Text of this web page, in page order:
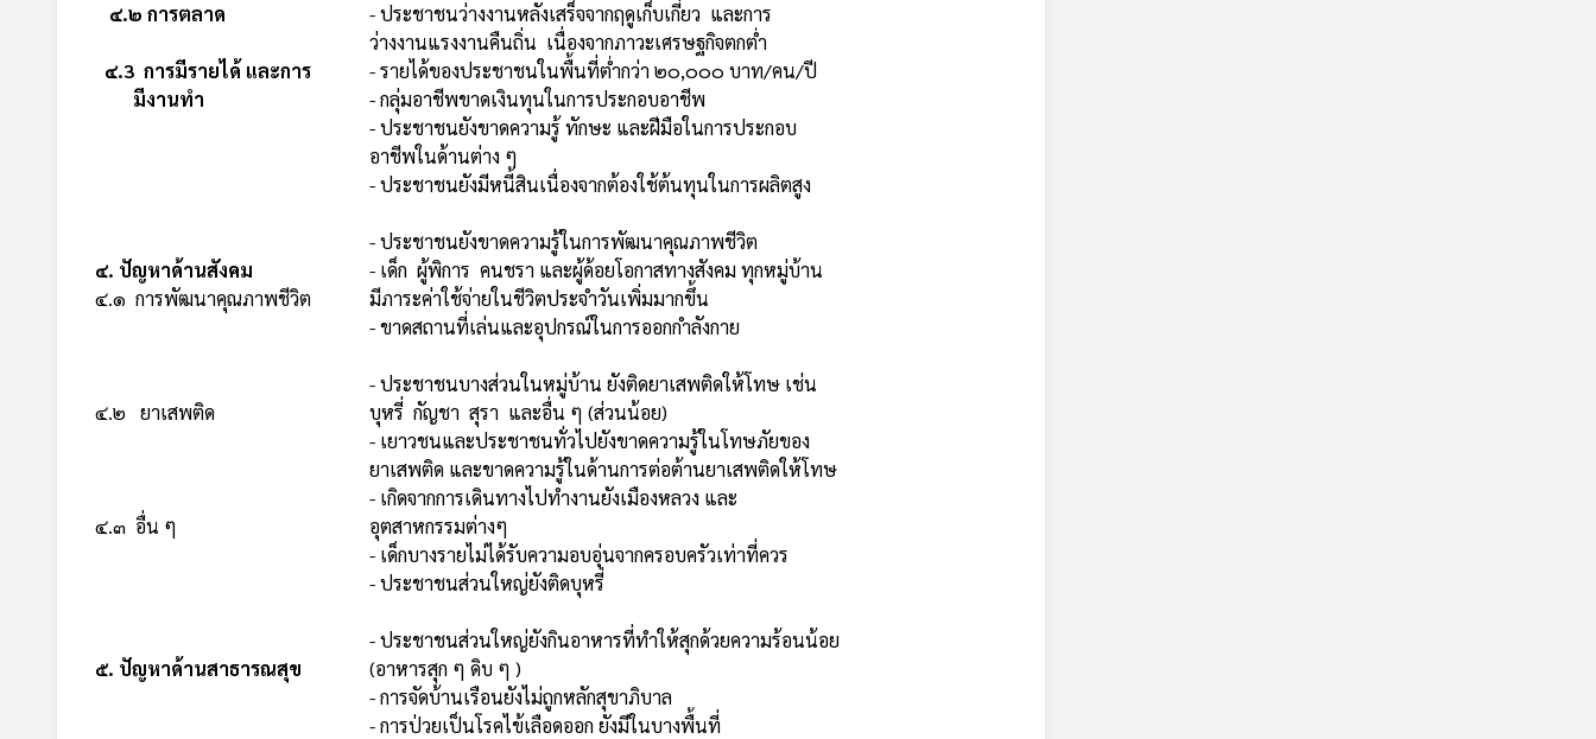
๔.๒ การตลาด
๔.3 การมีรายได้ และการ
มีงานทำ
- ประชาชนว่างงานหลังเสร็จจากฤดูเก็บเกี่ยว และการ
ว่างงานแรงงานคืนถิ่น เนื่องจากภาวะเศรษฐกิจตกต่ำ
- รายได้ของประชาชนในพื้นที่ต่ำกว่า ๒๐,๐๐๐ บาท/คน/ปี
- กลุ่มอาชีพขาดเงินทุนในการประกอบอาชีพ
- ประชาชนยังขาดความรู้ ทักษะ และฝีมือในการประกอบ
อาชีพในด้านต่าง ๆ
- ประชาชนยังมีหนี้สินเนื่องจากต้องใช้ต้นทุนในการผลิตสูง
๔. ปัญหาด้านสังคม
๔.๑ การพัฒนาคุณภาพชีวิต
๔.๒ ยาเสพติด
๔.๓ อื่น ๆ
๕. ปัญหาด้านสาธารณสุข
- ประชาชนยังขาดความรู้ในการพัฒนาคุณภาพชีวิต
- เด็ก ผู้พิการ คนชรา และผู้ด้อยโอกาสทางสังคม ทุกหมู่บ้าน
มีภาระค่าใช้จ่ายในชีวิตประจำวันเพิ่มมากขึ้น
- ขาดสถานที่เล่นและอุปกรณ์ในการออกกำลังกาย
- ประชาชนบางส่วนในหมู่บ้าน ยังติดยาเสพติดให้โทษ เช่น
บุหรี่ กัญชา สุรา และอื่น ๆ (ส่วนน้อย)
- เยาวชนและประชาชนทั่วไปยังขาดความรู้ในโทษภัยของ
ยาเสพติด และขาดความรู้ในด้านการต่อต้านยาเสพติดให้โทษ
- เกิดจากการเดินทางไปทำงานยังเมืองหลวง และ
อุตสาหกรรมต่างๆ
- เด็กบางรายไม่ได้รับความอบอุ่นจากครอบครัวเท่าที่ควร
- ประชาชนส่วนใหญ่ยังติดบุหรี่
- ประชาชนส่วนใหญ่ยังกินอาหารที่ทำให้สุกด้วยความร้อนน้อย
(อาหารสุก ๆ ดิบ ๆ )
- การจัดบ้านเรือนยังไม่ถูกหลักสุขาภิบาล
- การป่วยเป็นโรคไข้เลือดออก ยังมีในบางพื้นที่